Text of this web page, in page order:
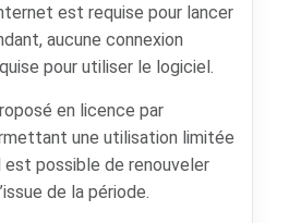
est requise pour lancer
aucune connexion
pour utiliser le logiciel.
en licence par
une utilisation limitée
possible de renouveler
de la période.